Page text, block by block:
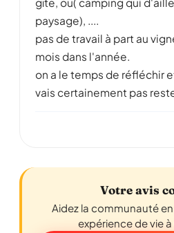
paysage), ....
pas de travail à part au
mois dans l'année.
on a le temps de réfléchir
vais certainement pas
Votre avis
Aidez la communauté
expérience de vie